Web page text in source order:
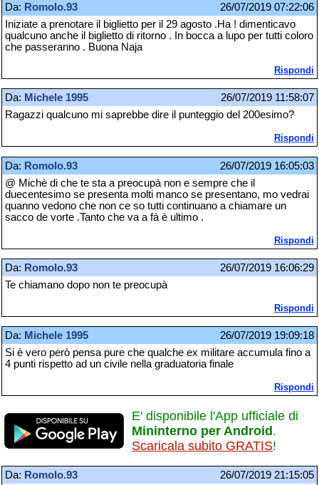
Da: Romolo.93
26/07/2019 07:22:06
Iniziate a prenotare il biglietto per il 29 agosto .Ha ! dimenticavo
qualcuno anche il biglietto di ritorno . In bocca a lupo per tutti coloro
che passeranno . Buona Naja
Rispondi
Da: Michele 1995
26/07/2019 11:58:07
Ragazzi qualcuno mi saprebbe dire il punteggio del 200esimo?
Rispondi
Da: Romolo.93
26/07/2019 16:05:03
@ Michè di che te sta a preocupà non e sempre che il
duecentesimo se presenta molti manco se presentano, mo vedrai
quanno vedono che non ce so tutti continuano a chiamare un
sacco de vorte .Tanto che va a fà è ultimo .
Rispondi
Da: Romolo.93
26/07/2019 16:06:29
Te chiamano dopo non te preocupà
Rispondi
Da: Michele 1995
26/07/2019 19:09:18
Si è vero però pensa pure che qualche ex militare accumula fino a
4 punti rispetto ad un civile nella graduatoria finale
Rispondi
E' disponibile l'App ufficiale di
Mininterno per Android.
Scaricala subito GRATIS!
Da: Romolo.93
26/07/2019 21:15:05